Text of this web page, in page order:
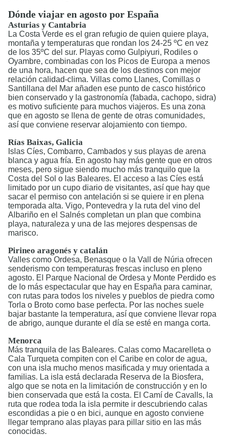
Dónde viajar en agosto por España
Asturias y Cantabria
La Costa Verde es el gran refugio de quien quiere playa,
montaña y temperaturas que rondan los 24-25 ºC en vez
de los 35ºC del sur. Playas como Gulpiyuri, Rodiles o
Oyambre, combinadas con los Picos de Europa a menos
de una hora, hacen que sea de los destinos con mejor
relación calidad-clima. Villas como Llanes, Comillas o
Santillana del Mar añaden ese punto de casco histórico
bien conservado y la gastronomía (fabada, cachopo, sidra)
es motivo suficiente para muchos viajeros. Es una zona
que en agosto se llena de gente de otras comunidades,
así que conviene reservar alojamiento con tiempo.
Rías Baixas, Galicia
Islas Cíes, Combarro, Cambados y sus playas de arena
blanca y agua fría. En agosto hay más gente que en otros
meses, pero sigue siendo mucho más tranquilo que la
Costa del Sol o las Baleares. El acceso a las Cíes está
limitado por un cupo diario de visitantes, así que hay que
sacar el permiso con antelación si se quiere ir en plena
temporada alta. Vigo, Pontevedra y la ruta del vino del
Albariño en el Salnés completan un plan que combina
playa, naturaleza y una de las mejores despensas de
marisco.
Pirineo aragonés y catalán
Valles como Ordesa, Benasque o la Vall de Núria ofrecen
senderismo con temperaturas frescas incluso en pleno
agosto. El Parque Nacional de Ordesa y Monte Perdido es
de lo más espectacular que hay en España para caminar,
con rutas para todos los niveles y pueblos de piedra como
Torla o Broto como base perfecta. Por las noches suele
bajar bastante la temperatura, así que conviene llevar ropa
de abrigo, aunque durante el día se esté en manga corta.
Menorca
Más tranquila de las Baleares. Calas como Macarelleta o
Cala Turqueta compiten con el Caribe en color de agua,
con una isla mucho menos masificada y muy orientada a
familias. La isla está declarada Reserva de la Biosfera,
algo que se nota en la limitación de construcción y en lo
bien conservada que está la costa. El Camí de Cavalls, la
ruta que rodea toda la isla permite ir descubriendo calas
escondidas a pie o en bici, aunque en agosto conviene
llegar temprano alas playas para pillar sitio en las más
conocidas.